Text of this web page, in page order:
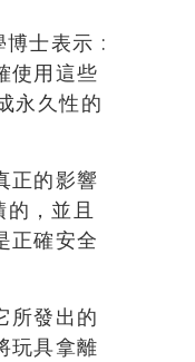
士表示 :
使用這些
永久性的
正的影響
，並且
正確安全
所發出的
玩具拿離